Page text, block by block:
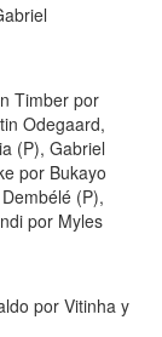
Timber por
Odegaard,
(P), Gabriel
por Bukayo
(P),
por Myles
por Vitinha y